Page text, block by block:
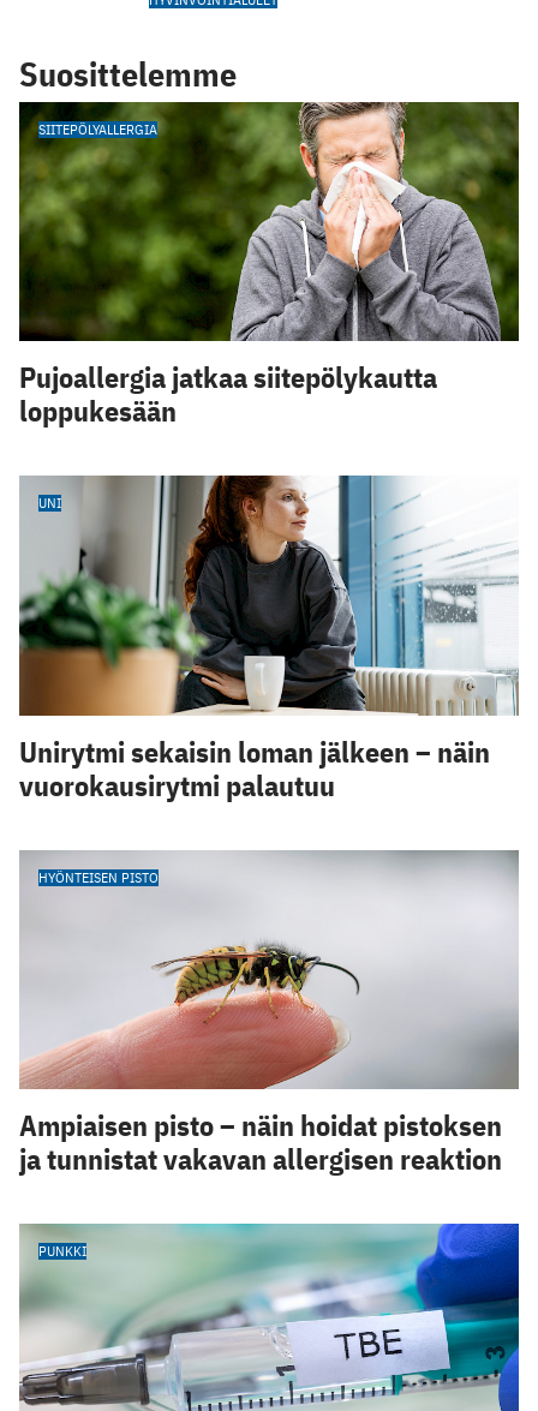
Suosittelemme
SIITEPÖLYALLERGIA
Pujoallergia jatkaa siitepölykautta
loppukesään
UNI
Unirytmi sekaisin loman jälkeen – näin
vuorokausirytmi palautuu
HYÖNTEISEN PISTO
Ampiaisen pisto – näin hoidat pistoksen
ja tunnistat vakavan allergisen reaktion
PUNKKI